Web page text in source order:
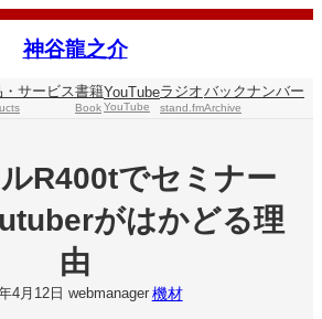
神谷龍之介
・サービス書籍
Book
YouTube
YouTube
ラジオ
stand.fm
バックナンバー
Archive
R400tでセミナー
がはかどる理
由
4月12日 webmanager 機材